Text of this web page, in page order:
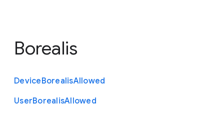
Borealis
DeviceBorealisAllowed
UserBorealisAllowed